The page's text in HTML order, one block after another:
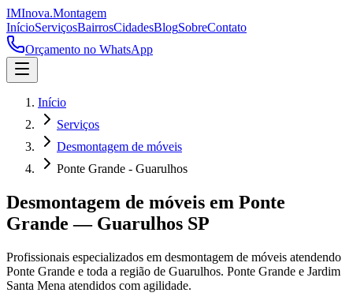
IMInova.Montagem
InícioServiçosBairrosCidadesBlogSobreContato
Orçamento no WhatsApp
Início
Serviços
Desmontagem de móveis
Ponte Grande - Guarulhos
Desmontagem de móveis em Ponte
Grande — Guarulhos SP
Profissionais especializados em desmontagem de móveis atendendo
Ponte Grande e toda a região de Guarulhos. Ponte Grande e Jardim
Santa Mena atendidos com agilidade.